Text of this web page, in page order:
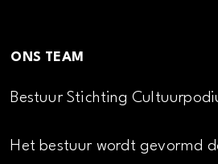
ONS TEAM
Bestuur Stichting
Het bestuur wordt gevormd